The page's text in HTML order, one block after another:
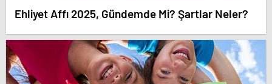
Ehliyet Affı 2025, Gündemde Mi? Şartlar Neler?​